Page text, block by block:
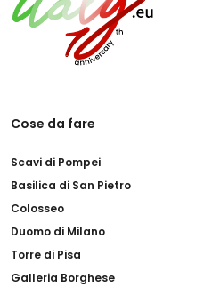
Cose da fare
Scavi di Pompei
Basilica di San Pietro
Colosseo
Duomo di Milano
Torre di Pisa
Galleria Borghese